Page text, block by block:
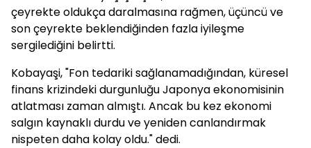
çeyrekte oldukça daralmasına rağmen, üçüncü ve
son çeyrekte beklendiğinden fazla iyileşme
sergilediğini belirtti.
Kobayaşi, "Fon tedariki sağlanamadığından, küresel
finans krizindeki durgunluğu Japonya ekonomisinin
atlatması zaman almıştı. Ancak bu kez ekonomi
salgın kaynaklı durdu ve yeniden canlandırmak
nispeten daha kolay oldu." dedi.